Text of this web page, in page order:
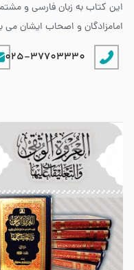
این کتاب به زبان فارسی و
امامزادگان و اصحاب ایشان می
025-37703330